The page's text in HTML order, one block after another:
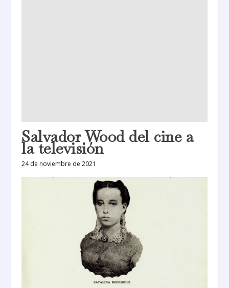
Salvador Wood del cine a
la televisión
24 de noviembre de 2021